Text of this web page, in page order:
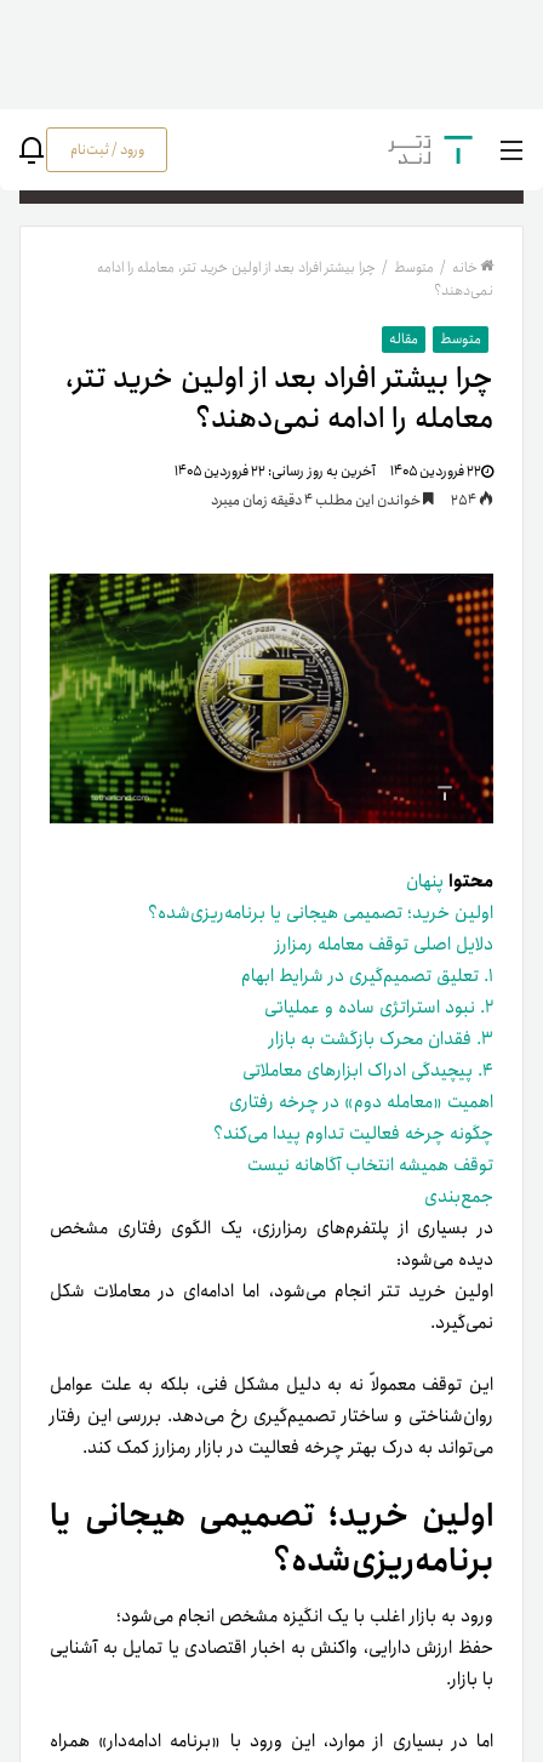
ورود / ثبت‌نام
خانه / متوسط / چرا بیشتر افراد بعد از اولین خرید تتر، معامله را ادامه
نمی‌دهند؟
متوسط مقاله
چرا بیشتر افراد بعد از اولین خرید تتر،
معامله را ادامه نمی‌دهند؟
۲۲ فروردین ۱۴۰۵ آخرین به روز رسانی:۲۲ فروردین ۱۴۰۵
خواندن این مطلب 4 دقیقه زمان میبرد
محتوا پنهان
اولین خرید؛ تصمیمی هیجانی یا برنامه‌ریزی‌شده؟
دلایل اصلی توقف معامله رمزارز
۱. تعلیق تصمیم‌گیری در شرایط ابهام
۲. نبود استراتژی ساده و عملیاتی
۳. فقدان محرک بازگشت به بازار
۴. پیچیدگی ادراک ابزارهای معاملاتی
اهمیت «معامله دوم» در چرخه رفتاری
چگونه چرخه فعالیت تداوم پیدا می‌کند؟
توقف همیشه انتخاب آگاهانه نیست
جمع‌بندی
در بسیاری از پلتفرم‌های رمزارزی، یک الگوی رفتاری مشخص
دیده می‌شود:
اولین خرید تتر انجام می‌شود، اما ادامه‌ای در معاملات شکل
نمی‌گیرد.
این توقف معمولاً نه به دلیل مشکل فنی، بلکه به علت عوامل
روان‌شناختی و ساختار تصمیم‌گیری رخ می‌دهد. بررسی این رفتار
می‌تواند به درک بهتر چرخه فعالیت در بازار رمزارز کمک کند.
اولین خرید؛ تصمیمی هیجانی یا
برنامه‌ریزی‌شده؟
ورود به بازار اغلب با یک انگیزه مشخص انجام می‌شود؛
حفظ ارزش دارایی، واکنش به اخبار اقتصادی یا تمایل به آشنایی
با بازار.
اما در بسیاری از موارد، این ورود با «برنامه ادامه‌دار» همراه